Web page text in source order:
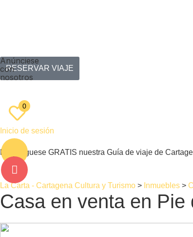
Anúnciese
con
nosotros
RESERVAR VIAJE
0
Inicio de sesión
Descárguese GRATIS nuestra Guía de viaje de
La Carta - Cartagena Cultura y Turismo > Inmuebles >
Casa en venta en Pie